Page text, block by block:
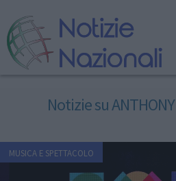
Notizie su
MUSICA E SPETTACOLO